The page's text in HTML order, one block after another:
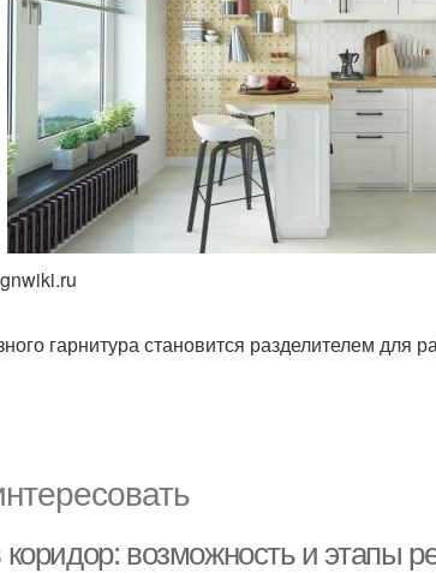
гарнитура становится разделителем для
коридор: возможность и этапы